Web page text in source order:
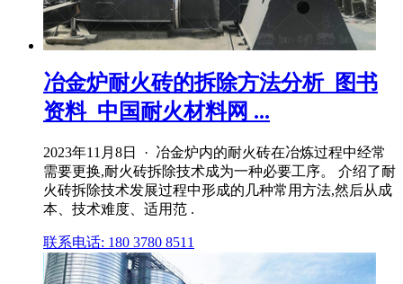
冶金炉耐火砖的拆除方法分析_图书
资料_中国耐火材料网 ...
2023年11月8日 · 冶金炉内的耐火砖在冶炼过程中经常
需要更换,耐火砖拆除技术成为一种必要工序。 介绍了耐
火砖拆除技术发展过程中形成的几种常用方法,然后从成
本、技术难度、适用范 .
联系电话: 180 3780 8511